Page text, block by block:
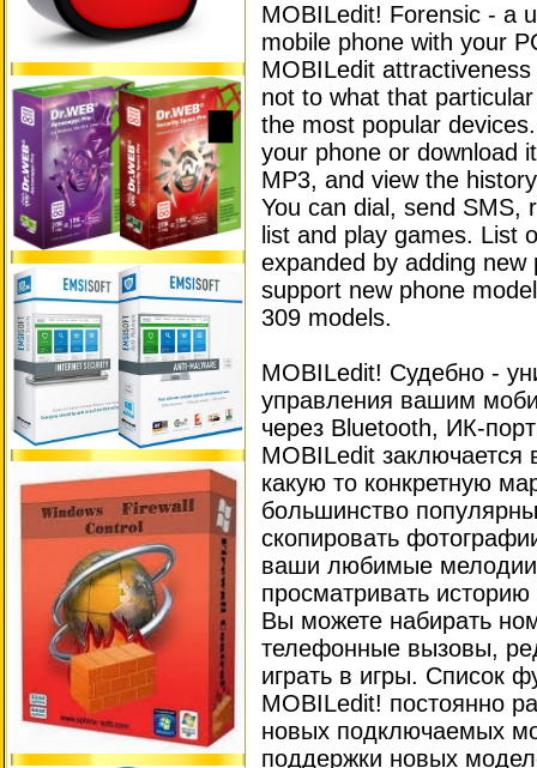
MOBILedit! Forensic - a
mobile phone with your
MOBILedit
not to what that
the most popular
your phone or download
MP3, and view the
You can dial, send SMS,
list and play games. List
expanded by adding
support new phone
309 models.
MOBILedit! Судебно -
управления вашим
через Bluetooth, ИК-
MOBILedit заключается
какую то конкретную
большинство
скопировать
ваши любимые
просматривать
Вы можете набирать
телефонные вызовы,
играть в игры. Список
MOBILedit! постоянно
новых подключаемых
поддержки новых